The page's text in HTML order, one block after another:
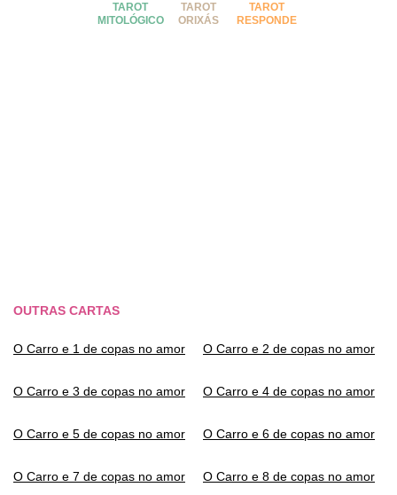
TAROT
MITOLÓGICO
TAROT
ORIXÁS
TAROT
RESPONDE
OUTRAS CARTAS
O Carro e 1 de copas no amor O Carro e 2 de copas no amor
O Carro e 3 de copas no amor O Carro e 4 de copas no amor
O Carro e 5 de copas no amor O Carro e 6 de copas no amor
O Carro e 7 de copas no amor O Carro e 8 de copas no amor